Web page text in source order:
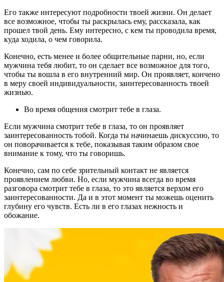
Его также интересуют подробности твоей жизни. Он делает
все возможное, чтобы ты раскрылась ему, рассказала, как
прошел твой день. Ему интересно, с кем ты проводила время,
куда ходила, о чем говорила.
Конечно, есть менее и более общительные парни, но, если
мужчина тебя любит, то он сделает все возможное для того,
чтобы ты вошла в его внутренний мир. Он проявляет, кончено
в меру своей индивидуальности, заинтересованность твоей
жизнью.
Во время общения смотрит тебе в глаза.
Если мужчина смотрит тебе в глаза, то он проявляет
заинтересованность тобой. Когда ты начинаешь дискуссию, то
он поворачивается к тебе, показывая таким образом свое
внимание к тому, что ты говоришь.
Конечно, сам по себе зрительный контакт не является
проявлением любви. Но, если мужчина всегда во время
разговора смотрит тебе в глаза, то это является верхом его
заинтересованности. Да и в этот момент ты можешь оценить
глубину его чувств. Есть ли в его глазах нежность и
обожание.